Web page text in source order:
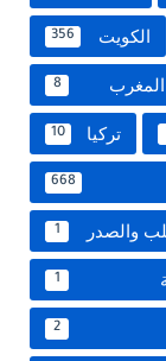
الكويت 356
المغرب 8
تركيا 10
668
والصدر 1
1
2